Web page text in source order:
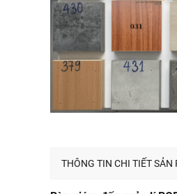
THÔNG TIN CHI TIẾT SẢN